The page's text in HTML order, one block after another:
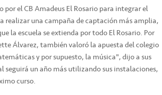
el CB Amadeus El Rosario para integrar el
realizar una campaña de captación más amplia,
la escuela se extienda por todo El Rosario. Por
Álvarez, también valoró la apuesta del colegio
y por supuesto, la música", dijo a sus
un año más utilizando sus instalaciones,
curso.